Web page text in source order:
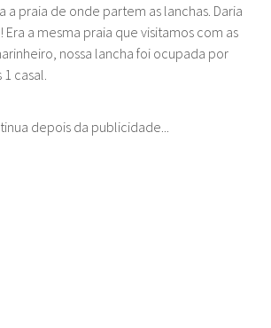
a praia de onde partem as lanchas. Daria
a mesma praia que visitamos com as
nossa lancha foi ocupada por
casal.
depois da publicidade...